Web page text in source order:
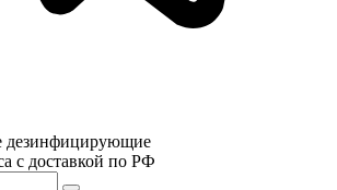
дезинфицирующие
с доставкой по РФ